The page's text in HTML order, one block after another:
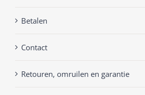
Betalen
Contact
Retouren, omruilen en garantie